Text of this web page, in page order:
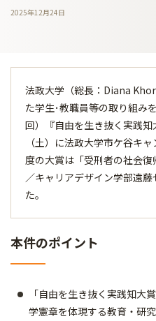
2025年12月24日
法政大学（総長：Diana
た学生･教職員等の取り組み
回）『自由を生き抜く実践
（土）に法政大学市ケ谷キ
度の大賞は「受刑者の社会
／キャリアデザイン学部遠
た。
本件のポイント
「自由を生き抜く実践知大
学憲章を体現する教育・研